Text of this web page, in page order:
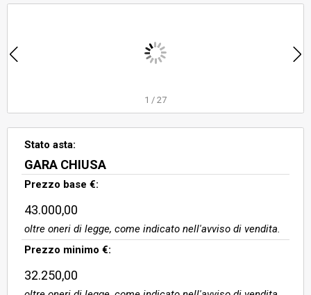
1 / 27
Stato asta:
GARA CHIUSA
Prezzo base €:
43.000,00
oltre oneri di legge, come indicato nell'avviso di vendita.
Prezzo minimo €:
32.250,00